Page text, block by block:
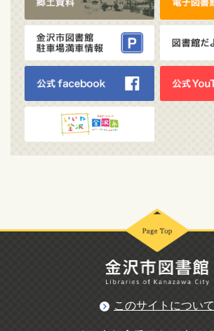
このサイトについて